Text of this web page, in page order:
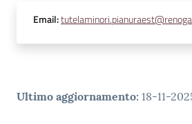
Email:
Ultimo aggiornamento: 18-11-